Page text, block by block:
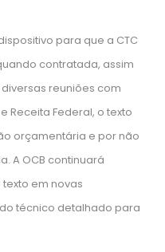
para que a CTC
contratada, assim
reuniões com
Receita Federal, o texto
orçamentária e por não
A OCB continuará
em novas
técnico detalhado para